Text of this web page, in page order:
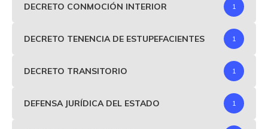
DECRETO CONMOCIÓN INTERIOR 1
DECRETO TENENCIA DE ESTUPEFACIENTES 1
DECRETO TRANSITORIO 1
DEFENSA JURÍDICA DEL ESTADO 1